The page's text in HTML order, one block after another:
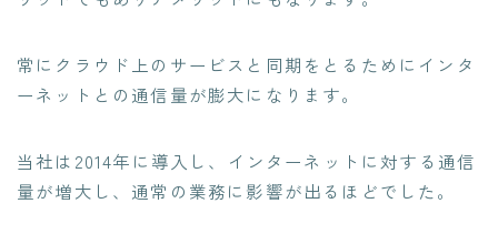
常にクラウド上のサービスと同期をとるためにインタ
ーネットとの通信量が膨大になります。​
当社は2014年に導入し、インターネットに対する通信
量が増大し、通常の業務に影響が出るほどでした。​